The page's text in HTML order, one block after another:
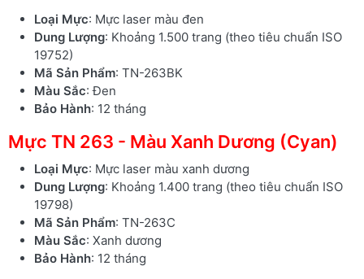
Loại Mực: Mực laser màu đen
Dung Lượng: Khoảng 1.500 trang (theo tiêu chuẩn ISO
19752)
Mã Sản Phẩm: TN-263BK
Màu Sắc: Đen
Bảo Hành: 12 tháng
Mực TN 263 - Màu Xanh Dương (Cyan)
Loại Mực: Mực laser màu xanh dương
Dung Lượng: Khoảng 1.400 trang (theo tiêu chuẩn ISO
19798)
Mã Sản Phẩm: TN-263C
Màu Sắc: Xanh dương
Bảo Hành: 12 tháng